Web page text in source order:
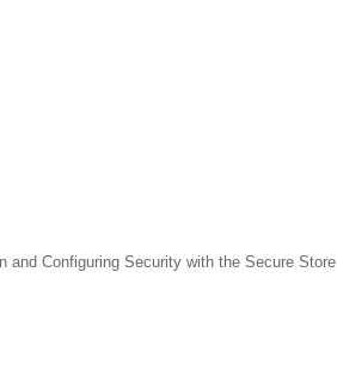
and Configuring Security with the Secure Store